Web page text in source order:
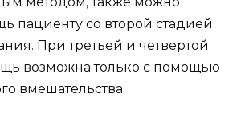
пациенту со второй стадией
При третьей и четвертой
возможна только с помощью
вмешательства.